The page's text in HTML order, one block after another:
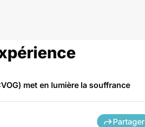
met en lumière la souffrance
Partager